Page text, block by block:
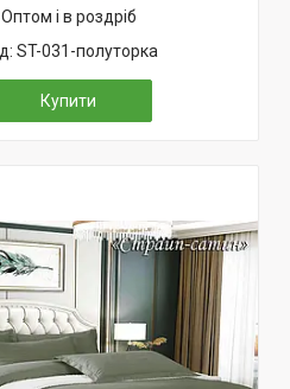
Оптом і в роздріб
ST-031-полуторка
Купити